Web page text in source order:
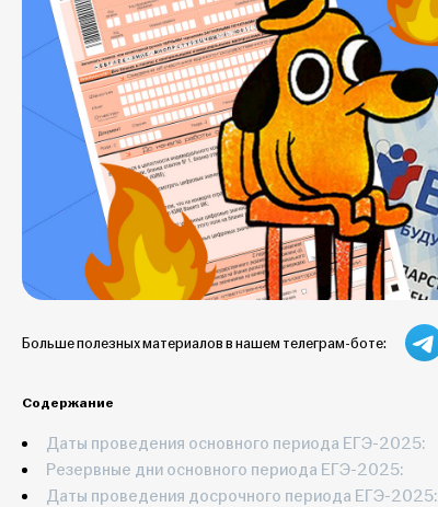
Больше полезных материалов в нашем телеграм-боте:
Содержание
Даты проведения основного периода ЕГЭ-2025:
Резервные дни основного периода ЕГЭ-2025:
Даты проведения досрочного периода ЕГЭ-2025: